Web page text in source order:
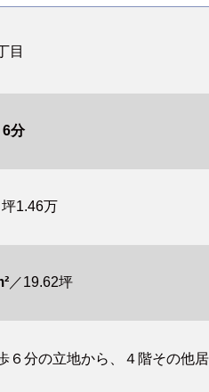
目
6分
1.46万
／19.62坪
６分の立地から、４階その他